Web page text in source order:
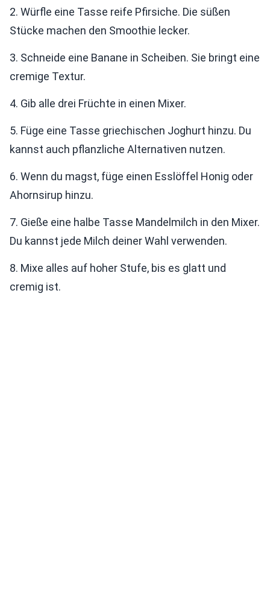
2. Würfle eine Tasse reife Pfirsiche. Die süßen
Stücke machen den Smoothie lecker.
3. Schneide eine Banane in Scheiben. Sie bringt eine
cremige Textur.
4. Gib alle drei Früchte in einen Mixer.
5. Füge eine Tasse griechischen Joghurt hinzu. Du
kannst auch pflanzliche Alternativen nutzen.
6. Wenn du magst, füge einen Esslöffel Honig oder
Ahornsirup hinzu.
7. Gieße eine halbe Tasse Mandelmilch in den Mixer.
Du kannst jede Milch deiner Wahl verwenden.
8. Mixe alles auf hoher Stufe, bis es glatt und
cremig ist.